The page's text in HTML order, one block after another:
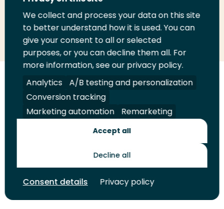
Deel
LinkedIn
Deel
op
Twitter
Deel
op
Facebook
Email
deze
pagina
Print
deze
pagina
Volg
ons
op
LinkedIn
Volg
ons
op
Facebook
Volg
ons
op
YouTube
Volg
ons
op
Instagram
Juridisch Security A-Z Index
Contact
Toekomstmakers
We collect and process your data on this site
to better understand how it is used. You can
give your consent to all or selected
purposes, or you can decline them all. For
more information, see our privacy policy.
Analytics
A/B testing and personalization
Conversion tracking
Marketing automation
Remarketing
Accept all
Decline all
Consent details Privacy policy